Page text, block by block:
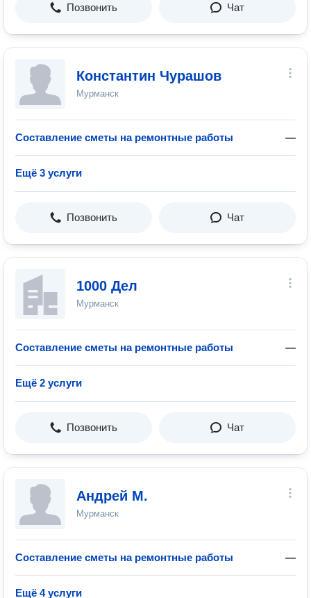
Позвонить Чат
Константин Чурашов
Мурманск
Составление сметы на ремонтные работы —
Ещё 3 услуги
Позвонить Чат
1000 Дел
Мурманск
Составление сметы на ремонтные работы —
Ещё 2 услуги
Позвонить Чат
Андрей М.
Мурманск
Составление сметы на ремонтные работы —
Ещё 4 услуги